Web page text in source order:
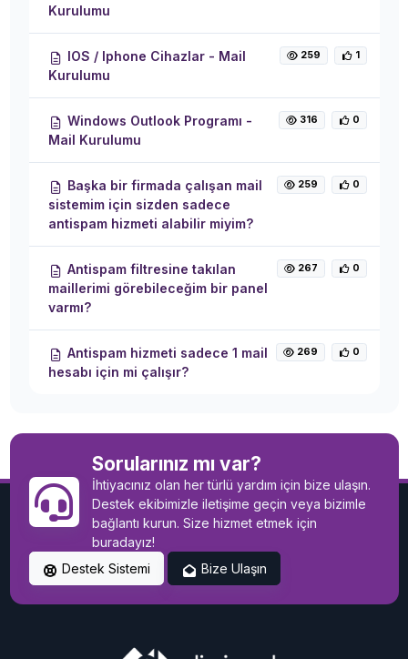
Kurulumu
IOS / Iphone Cihazlar - Mail
Kurulumu
259 1
Windows Outlook Programı -
Mail Kurulumu
316 0
Başka bir firmada çalışan mail
sistemim için sizden sadece
antispam hizmeti alabilir miyim?
259 0
Antispam filtresine takılan
maillerimi görebileceğim bir panel
varmı?
267 0
Antispam hizmeti sadece 1 mail
hesabı için mi çalışır?
269 0
Sorularınız mı var?
İhtiyacınız olan her türlü yardım için bize ulaşın.
Destek ekibimizle iletişime geçin veya bizimle
bağlantı kurun. Size hizmet etmek için
buradayız!
Destek Sistemi
Bize Ulaşın